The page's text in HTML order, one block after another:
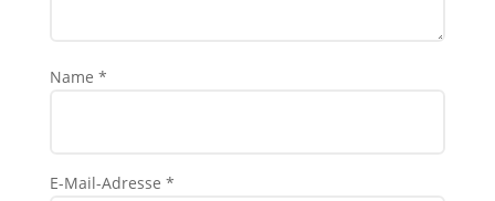
Name *
E-Mail-Adresse *